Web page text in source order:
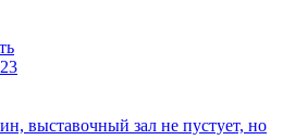
выставочный зал не пустует, но